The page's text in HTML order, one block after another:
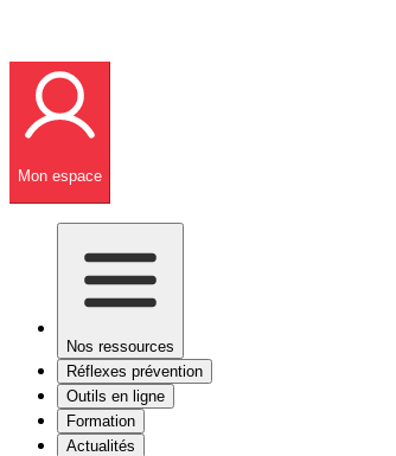
Mon espace
Nos ressources
Réflexes prévention
Outils en ligne
Formation
Actualités